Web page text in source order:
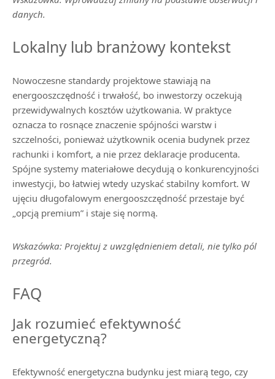
danych.
Lokalny lub branżowy kontekst
Nowoczesne standardy projektowe stawiają na
energooszczędność i trwałość, bo inwestorzy oczekują
przewidywalnych kosztów użytkowania. W praktyce
oznacza to rosnące znaczenie spójności warstw i
szczelności, ponieważ użytkownik ocenia budynek przez
rachunki i komfort, a nie przez deklaracje producenta.
Spójne systemy materiałowe decydują o konkurencyjności
inwestycji, bo łatwiej wtedy uzyskać stabilny komfort. W
ujęciu długofalowym energooszczędność przestaje być
„opcją premium” i staje się normą.
Wskazówka: Projektuj z uwzględnieniem detali, nie tylko pól
przegród.
FAQ
Jak rozumieć efektywność
energetyczną?
Efektywność energetyczna budynku jest miarą tego, czy